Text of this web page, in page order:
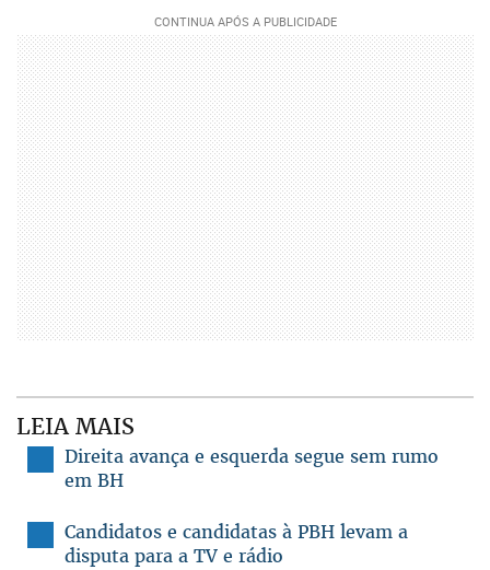
LEIA MAIS
Direita avança e esquerda segue sem rumo
em BH
Candidatos e candidatas à PBH levam a
disputa para a TV e rádio